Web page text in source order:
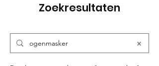
Zoekresultaten